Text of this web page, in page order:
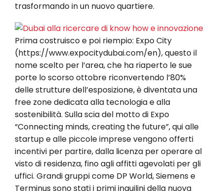
trasformando in un nuovo quartiere.
Prima costruisco e poi riempio: Expo City
(https://www.expocitydubai.com/en), questo il
nome scelto per l’area, che ha riaperto le sue
porte lo scorso ottobre riconvertendo l’80%
delle strutture dell’esposizione, è diventata una
free zone dedicata alla tecnologia e alla
sostenibilità. Sulla scia del motto di Expo
“Connecting minds, creating the future”, qui alle
startup e alle piccole imprese vengono offerti
incentivi per partire, dalla licenza per operare al
visto di residenza, fino agli affitti agevolati per gli
uffici. Grandi gruppi come DP World, Siemens e
Terminus sono stati i primi inquilini della nuova